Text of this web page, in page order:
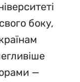
боку,
—